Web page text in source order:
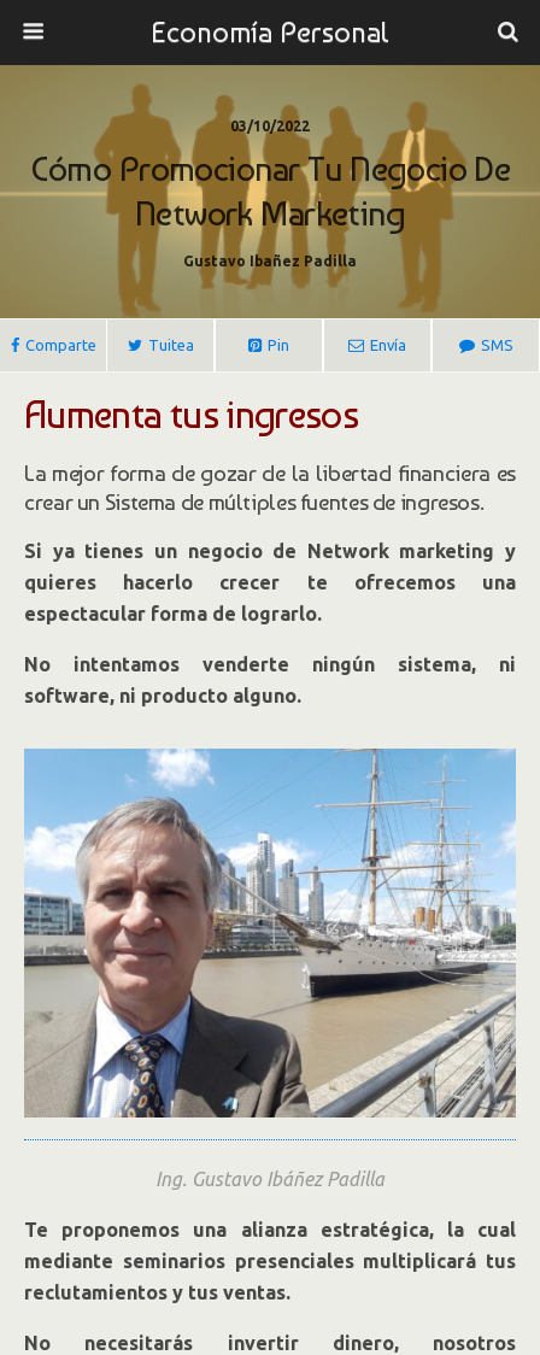
Economía Personal
03/10/2022
Cómo Promocionar Tu Negocio De
Network Marketing
Gustavo Ibañez Padilla
Comparte Tuitea Pin Envía SMS
Aumenta tus ingresos
La mejor forma de gozar de la libertad financiera es
crear un Sistema de múltiples fuentes de ingresos.
Si ya tienes un negocio de Network marketing y
quieres hacerlo crecer te ofrecemos una
espectacular forma de lograrlo.
No intentamos venderte ningún sistema, ni
software, ni producto alguno.
Ing. Gustavo Ibáñez Padilla
Te proponemos una alianza estratégica, la cual
mediante seminarios presenciales multiplicará tus
reclutamientos y tus ventas.
No necesitarás invertir dinero, nosotros